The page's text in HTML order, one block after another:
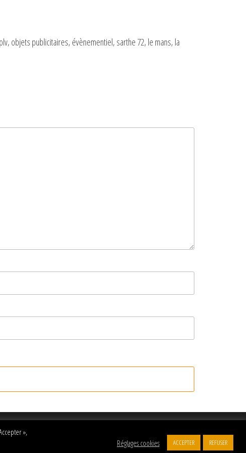
objets publicitaires, évènementiel, sarthe 72, le mans, la
»,
Réglages cookies ACCEPTER REFUSER